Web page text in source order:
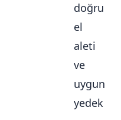
doğru
el
aleti
ve
uygun
yedek